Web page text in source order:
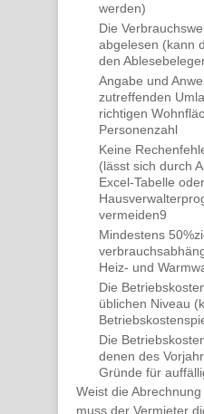
werden)
Die
abgelesen (kann
den
Angabe und
zutreffenden
richtigen
Personenzahl
Keine
(lässt sich durch
Excel-Tabelle
vermeiden9
Mindestens
Heiz- und
Die
üblichen Niveau
Die
denen des
Gründe für
Weist die
muss der Vermieter